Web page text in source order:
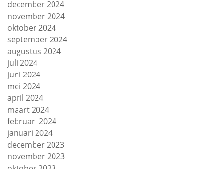
december 2024
november 2024
oktober 2024
september 2024
augustus 2024
juli 2024
juni 2024
mei 2024
april 2024
maart 2024
februari 2024
januari 2024
december 2023
november 2023